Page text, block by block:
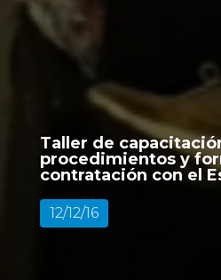
Taller de
procedimientos y
contratación con el
12/12/16